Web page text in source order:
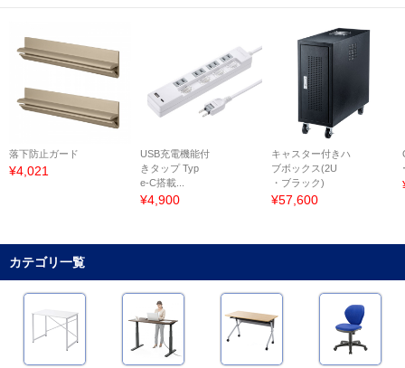
落下防止ガード
¥4,021
USB充電機能付
きタップ Typ
e-C搭載...
¥4,900
キャスター付きハ
ブボックス(2U
・ブラック)
¥57,600
カテゴリ一覧